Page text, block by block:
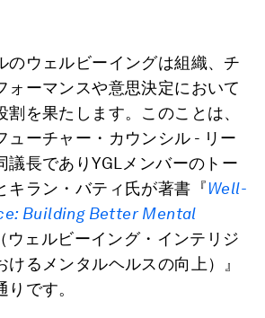
のウェルビーイングは組織、チ
ォーマンスや意思決定において
割を果たします。このことは、
ューチャー・カウンシル - リー
議長でありYGLメンバーのトー
キラン・バティ氏が著書『Well-
Building Better Mental
（ウェルビーイング・インテリジ
けるメンタルヘルスの向上）』
です。